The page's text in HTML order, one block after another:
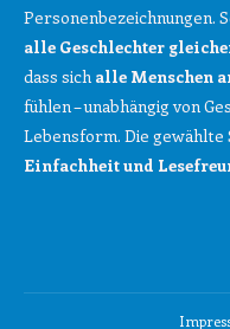
Personenbezeichnungen.
alle Geschlechter
dass sich alle Menschen
fühlen – unabhängig von
Lebensform. Die
Einfachheit und